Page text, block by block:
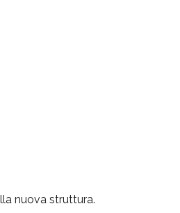
nuova struttura.